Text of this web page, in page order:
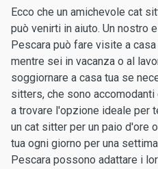
Ecco che un amichevole cat
può venirti in aiuto. Un nostro
Pescara può fare visite a
mentre sei in vacanza o al
soggiornare a casa tua se
sitters, che sono
a trovare l'opzione ideale per
un cat sitter per un paio d'ore
tua ogni giorno per una
Pescara possono adattare i